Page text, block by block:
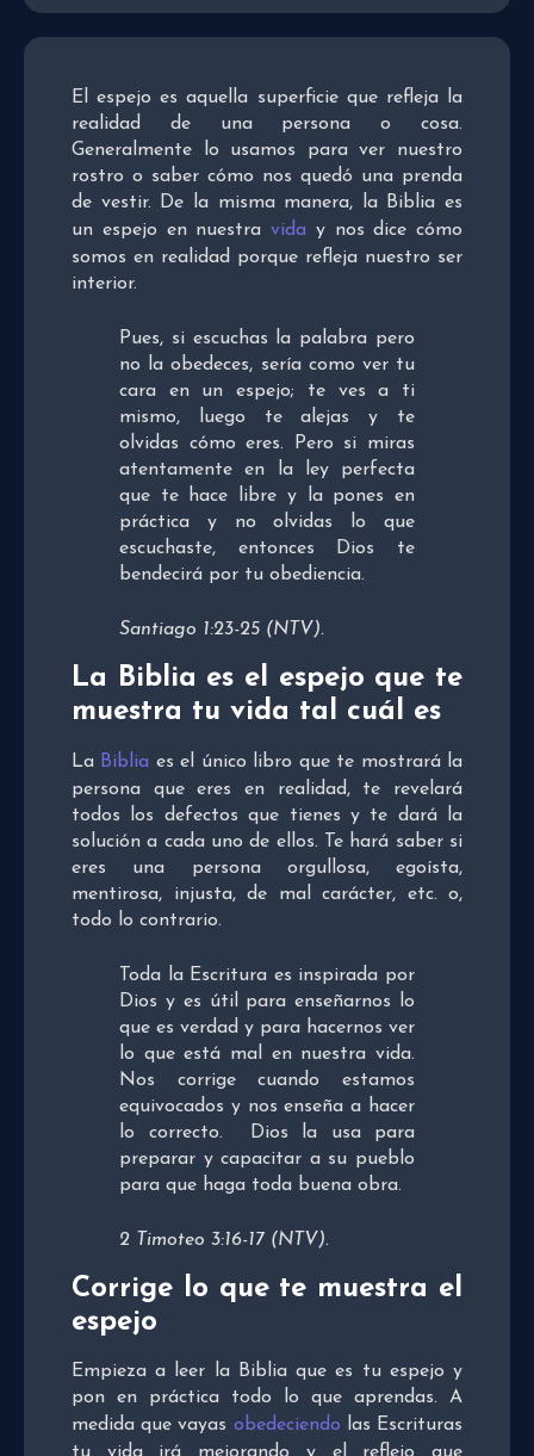
El espejo es aquella superficie que refleja la
realidad de una persona o cosa.
Generalmente lo usamos para ver nuestro
rostro o saber cómo nos quedó una prenda
de vestir. De la misma manera, la Biblia es
un espejo en nuestra vida y nos dice cómo
somos en realidad porque refleja nuestro ser
interior.
Pues, si escuchas la palabra pero
no la obedeces, sería como ver tu
cara en un espejo; te ves a ti
mismo, luego te alejas y te
olvidas cómo eres. Pero si miras
atentamente en la ley perfecta
que te hace libre y la pones en
práctica y no olvidas lo que
escuchaste, entonces Dios te
bendecirá por tu obediencia.
Santiago 1:23-25 (NTV).
La Biblia es el espejo que te
muestra tu vida tal cuál es
La Biblia es el único libro que te mostrará la
persona que eres en realidad, te revelará
todos los defectos que tienes y te dará la
solución a cada uno de ellos. Te hará saber si
eres una persona orgullosa, egoísta,
mentirosa, injusta, de mal carácter, etc. o,
todo lo contrario.
Toda la Escritura es inspirada por
Dios y es útil para enseñarnos lo
que es verdad y para hacernos ver
lo que está mal en nuestra vida.
Nos corrige cuando estamos
equivocados y nos enseña a hacer
lo correcto. Dios la usa para
preparar y capacitar a su pueblo
para que haga toda buena obra.
2 Timoteo 3:16-17 (NTV).
Corrige lo que te muestra el
espejo
Empieza a leer la Biblia que es tu espejo y
pon en práctica todo lo que aprendas. A
medida que vayas obedeciendo las Escrituras